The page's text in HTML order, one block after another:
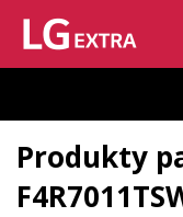
Vzhledem k aktuální
Produkty